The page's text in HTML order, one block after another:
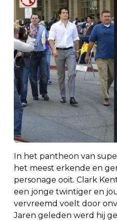
In het pantheon van
het meest erkende en
personage ooit. Clark
een jonge twintiger en
vervreemd voelt door
Jaren geleden werd hij